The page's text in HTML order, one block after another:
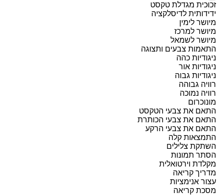
זכוכית מגדלת טקסט
ידידותית לדיסלקציה
מיושר לימין
מיושר למרכז
מיושר לשמאל
התאמות צבעים ותצוגה
ניגודיות כהה
ניגודיות אור
ניגודיות גבוה
רוויה גבוהה
רוויה נמוכה
מונוכרום
התאם את צבעי הטקסט
התאם את צבעי הכותרת
התאם את צבעי הרקע
התמצאות קלה
השתקת צלילים
הסתר תמונות
מקלדת וירטואלית
מדריך קריאה
עצור אנימציות
מסכת קריאה